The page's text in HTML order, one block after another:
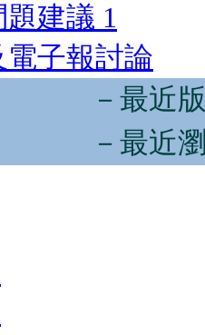
建議 1
電子報討論
－最近
－最近